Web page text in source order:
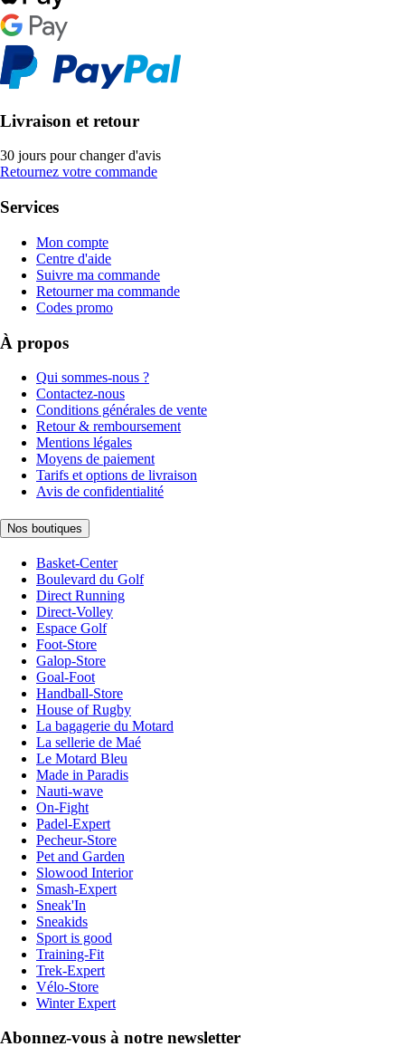
Livraison et retour
30 jours pour changer d'avis
Retournez votre commande
Services
Mon compte
Centre d'aide
Suivre ma commande
Retourner ma commande
Codes promo
À propos
Qui sommes-nous ?
Contactez-nous
Conditions générales de vente
Retour & remboursement
Mentions légales
Moyens de paiement
Tarifs et options de livraison
Avis de confidentialité
Nos boutiques
Basket-Center
Boulevard du Golf
Direct Running
Direct-Volley
Espace Golf
Foot-Store
Galop-Store
Goal-Foot
Handball-Store
House of Rugby
La bagagerie du Motard
La sellerie de Maé
Le Motard Bleu
Made in Paradis
Nauti-wave
On-Fight
Padel-Expert
Pecheur-Store
Pet and Garden
Slowood Interior
Smash-Expert
Sneak'In
Sneakids
Sport is good
Training-Fit
Trek-Expert
Vélo-Store
Winter Expert
Abonnez-vous à notre newsletter